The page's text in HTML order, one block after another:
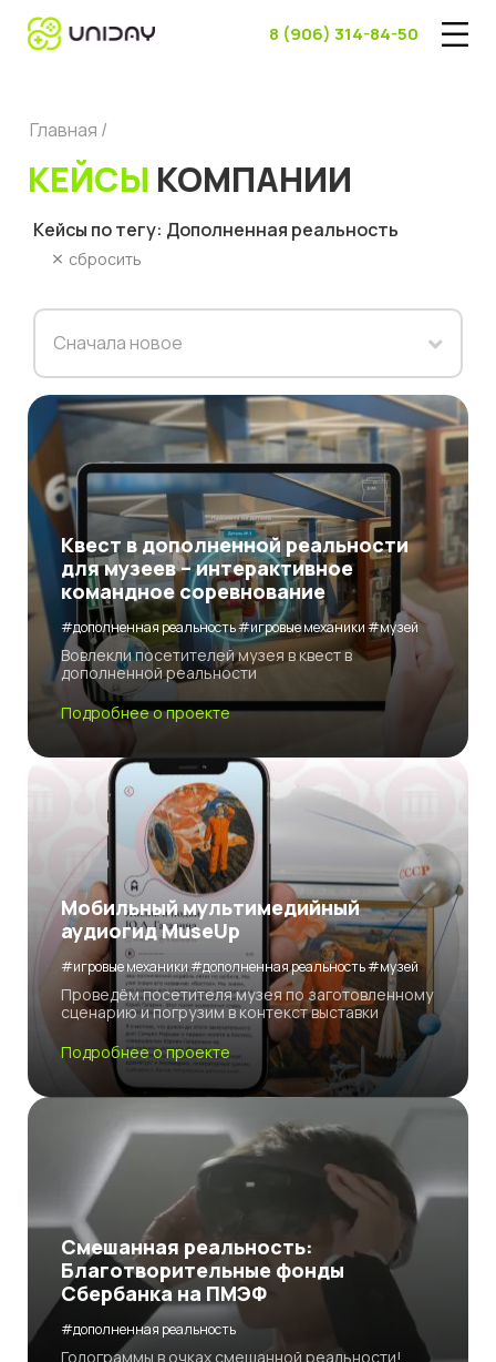
8 (906) 314-84-50
Главная /
КЕЙСЫ КОМПАНИИ
Кейсы по тегу: Дополненная реальность
сбросить
Сначала новое
Квест в дополненной реальности
для музеев – интерактивное
командное соревнование
#дополненная реальность #игровые механики #музей
Вовлекли посетителей музея в квест в
дополненной реальности
Подробнее о проекте
Мобильный мультимедийный
аудиогид MuseUp
#игровые механики #дополненная реальность #музей
Проведём посетителя музея по заготовленному
сценарию и погрузим в контекст выставки
Подробнее о проекте
Смешанная реальность:
Благотворительные фонды
Сбербанка на ПМЭФ
#дополненная реальность
Голограммы в очках смешанной реальности!